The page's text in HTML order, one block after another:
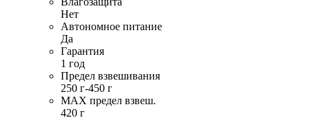
Нет
Автономное питание
Да
Гарантия
1 год
Предел взвешивания
250 г-450 г
MAX предел взвеш.
420 г